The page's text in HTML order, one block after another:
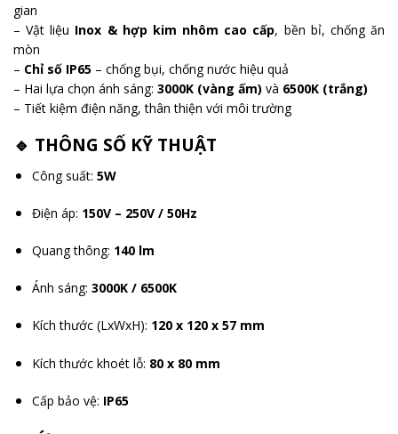
gian
– Vật liệu Inox & hợp kim nhôm cao cấp, bền bỉ, chống ăn
mòn
– Chỉ số IP65 – chống bụi, chống nước hiệu quả
– Hai lựa chọn ánh sáng: 3000K (vàng ấm) và 6500K (trắng)
– Tiết kiệm điện năng, thân thiện với môi trường
🔹 THÔNG SỐ KỸ THUẬT
Công suất: 5W
Điện áp: 150V – 250V / 50Hz
Quang thông: 140 lm
Ánh sáng: 3000K / 6500K
Kích thước (LxWxH): 120 x 120 x 57 mm
Kích thước khoét lỗ: 80 x 80 mm
Cấp bảo vệ: IP65